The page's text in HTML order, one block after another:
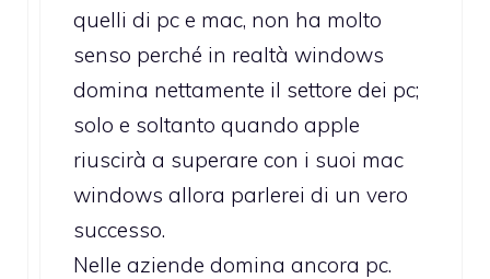
quelli di pc e mac, non ha molto
senso perché in realtà windows
domina nettamente il settore dei pc;
solo e soltanto quando apple
riuscirà a superare con i suoi mac
windows allora parlerei di un vero
successo.
Nelle aziende domina ancora pc.